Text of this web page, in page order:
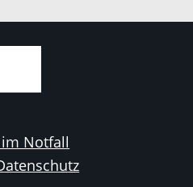
Notfall